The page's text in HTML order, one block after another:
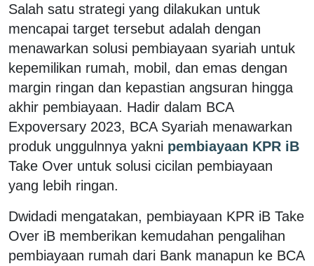
Salah satu strategi yang dilakukan untuk
mencapai target tersebut adalah dengan
menawarkan solusi pembiayaan syariah untuk
kepemilikan rumah, mobil, dan emas dengan
margin ringan dan kepastian angsuran hingga
akhir pembiayaan. Hadir dalam BCA
Expoversary 2023, BCA Syariah menawarkan
produk unggulnnya yakni pembiayaan KPR iB
Take Over untuk solusi cicilan pembiayaan
yang lebih ringan.
Dwidadi mengatakan, pembiayaan KPR iB Take
Over iB memberikan kemudahan pengalihan
pembiayaan rumah dari Bank manapun ke BCA